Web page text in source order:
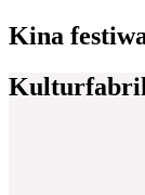
Kina